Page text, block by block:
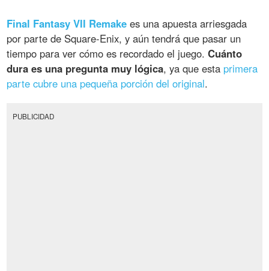
Final Fantasy VII Remake es una apuesta arriesgada
por parte de Square-Enix, y aún tendrá que pasar un
tiempo para ver cómo es recordado el juego.Cuánto
dura es una pregunta muy lógica, ya que esta primera
parte cubre una pequeña porción del original.
PUBLICIDAD